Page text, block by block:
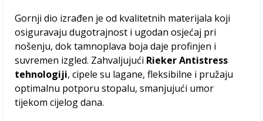
Gornji dio izrađen je od kvalitetnih materijala koji
osiguravaju dugotrajnost i ugodan osjećaj pri
nošenju, dok tamnoplava boja daje profinjen i
suvremen izgled. Zahvaljujući Rieker Antistress
tehnologiji, cipele su lagane, fleksibilne i pružaju
optimalnu potporu stopalu, smanjujući umor
tijekom cijelog dana.